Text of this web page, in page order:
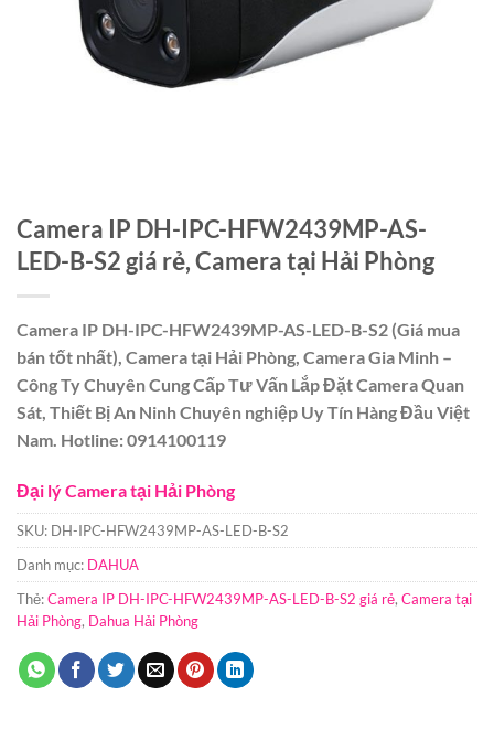
Camera IP DH-IPC-HFW2439MP-AS-
LED-B-S2 giá rẻ, Camera tại Hải Phòng
Camera IP DH-IPC-HFW2439MP-AS-LED-B-S2 (Giá mua
bán tốt nhất), Camera tại Hải Phòng, Camera Gia Minh –
Công Ty Chuyên Cung Cấp Tư Vấn Lắp Đặt Camera Quan
Sát, Thiết Bị An Ninh Chuyên nghiệp Uy Tín Hàng Đầu Việt
Nam. Hotline: 0914100119
Đại lý Camera tại Hải Phòng
SKU: DH-IPC-HFW2439MP-AS-LED-B-S2
Danh mục: DAHUA
Thẻ:Camera IP DH-IPC-HFW2439MP-AS-LED-B-S2 giá rẻ, Camera tại
Hải Phòng, Dahua Hải Phòng